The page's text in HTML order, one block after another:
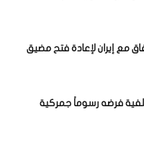
مع إيران لإعادة فتح مضيق
فرضه رسوماً جمركية